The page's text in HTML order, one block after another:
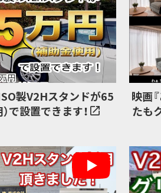
製V2Hスタンドが65
で設置できます！
映画
たも